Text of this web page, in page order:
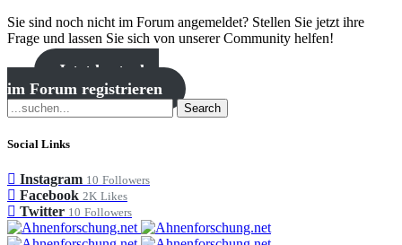
Sie sind noch nicht im Forum angemeldet? Stellen Sie jetzt ihre
Frage und lassen Sie sich von unserer Community helfen!
Jetzt kostenlos
im Forum registrieren
Search
Social Links
Instagram 10 Followers
Facebook 2K Likes
Twitter 10 Followers